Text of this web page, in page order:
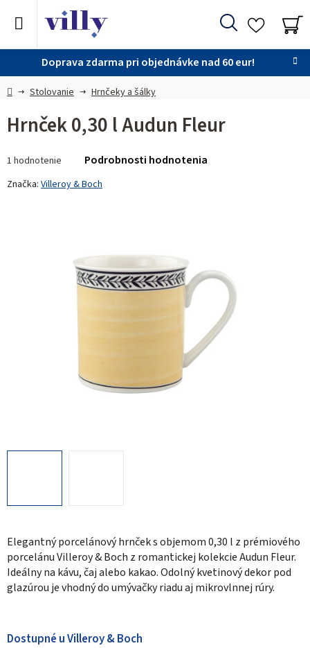
Doprava zdarma pri objednávke nad 60 eur!
Hľadať
DomovStolovanie Hrnčeky a šálky
Elegantný porcelánový hrnček s objemom 0,30 l z prémiového
porcelánu Villeroy & Boch z romantickej kolekcie Audun Fleur.
Ideálny na kávu, čaj alebo kakao. Odolný kvetinový dekor pod
glazúrou je vhodný do umývačky riadu aj mikrovlnnej rúry.
Dostupné u Villeroy & Boch
Hrnček 0,30 l Audun Fleur
hodnotenie
produktu
1 hodnotenie Podrobnosti hodnotenia
Značka: Villeroy & Boch